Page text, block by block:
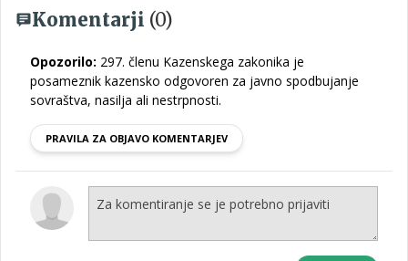
Komentarji (0)
Opozorilo: 297. členu Kazenskega zakonika je
posameznik kazensko odgovoren za javno spodbujanje
sovraštva, nasilja ali nestrpnosti.
PRAVILA ZA OBJAVO KOMENTARJEV